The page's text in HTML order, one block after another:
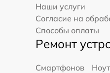
Наши услуги
Согласие на
Способы оплаты
Ремонт
Смартфонов